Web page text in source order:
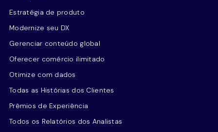
Estratégia de produto
Modernize seu DX
Gerenciar conteúdo global
Oferecer comércio ilimitado
Otimize com dados
Todas as Histórias dos Clientes
Prêmios de Experiência
Todos os Relatórios dos Analistas